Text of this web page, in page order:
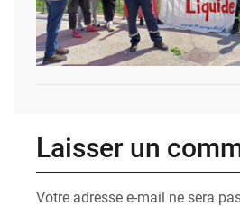
Laisser un
Votre adresse e-mail ne sera